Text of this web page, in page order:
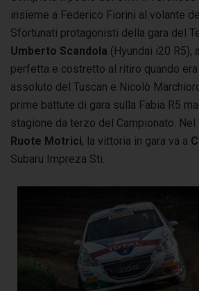
insieme a Federico Fiorini al volante
Sfortunati protagonisti della gara del
Umberto Scandola (Hyundai i20 R5),
perfetta e costretto al ritiro quando
assoluto del Tuscan e Nicolò
prime battute di gara sulla Fabia R5
stagione da terzo del Campionato. Nel
Ruote Motrici, la vittoria in gara va a
Subaru Impreza Sti.